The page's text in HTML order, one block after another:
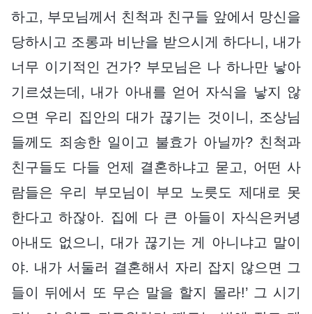
하고, 부모님께서 친척과 친구들 앞에서 망신을
당하시고 조롱과 비난을 받으시게 하다니, 내가
너무 이기적인 건가? 부모님은 나 하나만 낳아
기르셨는데, 내가 아내를 얻어 자식을 낳지 않
으면 우리 집안의 대가 끊기는 것이니, 조상님
들께도 죄송한 일이고 불효가 아닐까? 친척과
친구들도 다들 언제 결혼하냐고 묻고, 어떤 사
람들은 우리 부모님이 부모 노릇도 제대로 못
한다고 하잖아. 집에 다 큰 아들이 자식은커녕
아내도 없으니, 대가 끊기는 게 아니냐고 말이
야. 내가 서둘러 결혼해서 자리 잡지 않으면 그
들이 뒤에서 또 무슨 말을 할지 몰라!’ 그 시기